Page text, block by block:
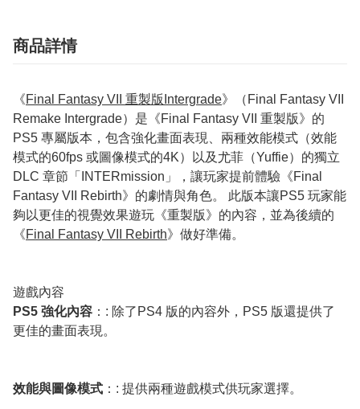
商品詳情
《Final Fantasy VII 重製版Intergrade》（Final Fantasy VII
Remake Intergrade）是《Final Fantasy VII 重製版》的
PS5 專屬版本，包含強化畫面表現、兩種效能模式（效能
模式的60fps 或圖像模式的4K）以及尤菲（Yuffie）的獨立
DLC 章節「INTERmission」，讓玩家提前體驗《Final
Fantasy VII Rebirth》的劇情與角色。 此版本讓PS5 玩家能
夠以更佳的視覺效果遊玩《重製版》的內容，並為後續的
《Final Fantasy VII Rebirth》做好準備。
遊戲內容
PS5 強化內容 ：: 除了PS4 版的內容外，PS5 版還提供了
更佳的畫面表現。
效能與圖像模式 ：: 提供兩種遊戲模式供玩家選擇。